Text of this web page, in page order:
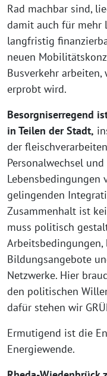
Rad machbar sind,
damit auch für mehr
langfristig
neuen
Busverkehr arbeiten,
erprobt wird.
Besorgniserregend
in Teilen der Stadt,
der
Personalwechsel
Lebensbedingungen
gelingenden
Zusammenhalt ist
muss politisch
Arbeitsbedingungen,
Bildungsangebote
Netzwerke. Hier
den politischen
dafür stehen wir
Ermutigend ist die
Energiewende.